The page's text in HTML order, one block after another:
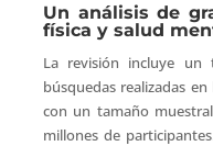
Un análisis de
física y salud
La revisión incluye un
búsquedas realizadas
con un tamaño
millones de